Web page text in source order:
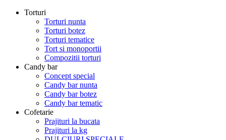
Torturi
Torturi nunta
Torturi botez
Torturi tematice
Tort si monoportii
Compozitii torturi
Candy bar
Concept special
Candy bar nunta
Candy bar botez
Candy bar tematic
Cofetarie
Prajituri la bucata
Prajituri la kg